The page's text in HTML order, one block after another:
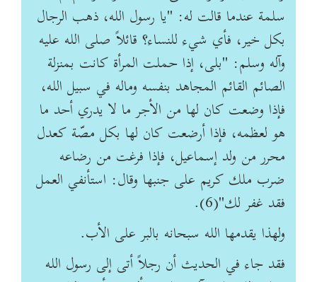
سلمة عندما قالت له: "يا رسول الله، ذهب الرجال
بكل خير، فأي شي‏ء للنساء؟ قائلاً صلى الله عليه
وآله وسلم: "بلى، إذا حملت المرأة كانت بمنزلة
الصائم القائم المجاهد بنفسه وماله في سبيل الله،
فإذا وضعت كان لها من الأجر ما لا يدري أحد ما
هو لعظمه، فإذا أرضعت كان لها بكل مصّة كعدل
محرر من ولد إسماعيل، فإذا فرغت من رضاعه
ضرب ملك كريم على جنبها وقال: استأنفي العمل
فقد غفر لك"(6).
ولهذا يقدمها الله سبحانه بالبر على الأب.
فقد جاء في الحديث أن رجلاً أتى إلى رسول الله